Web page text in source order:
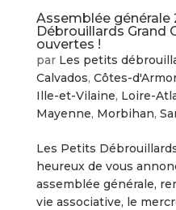
Assemblée générale
Débrouillards Grand
ouvertes !
par Les petits
Calvados, Côtes-
Ille-et-Vilaine, Loire-
Mayenne, Morbihan,
Les Petits
heureux de vous
assemblée générale,
vie associative, le